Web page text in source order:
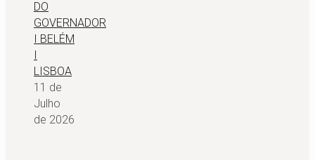
DO
GOVERNADOR
I BELÉM
I
LISBOA
11 de
Julho
de 2026